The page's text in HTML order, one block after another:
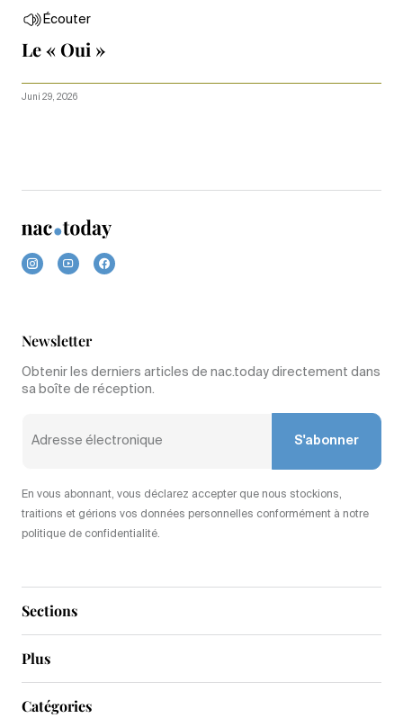
Écouter
Le « Oui »
Juni 29, 2026
Sections
Plus
Newsletter
Obtenir les derniers articles de nac.today directement dans
sa boîte de réception.
S'abonner
En vous abonnant, vous déclarez accepter que nous stockions,
traitions et gérions vos données personnelles conformément à notre
politique de confidentialité.
Catégories